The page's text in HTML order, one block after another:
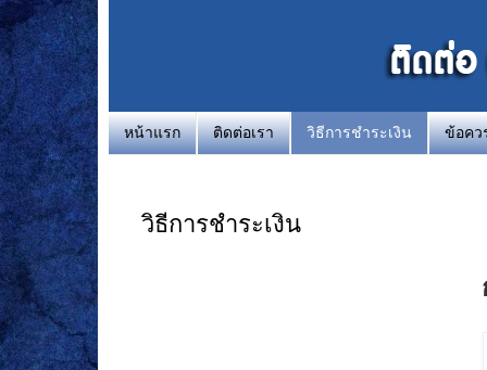
หน้าแรก ติดต่อเรา วิธีการชำระเงิน ข้อคว
วิธีการชำระเงิน